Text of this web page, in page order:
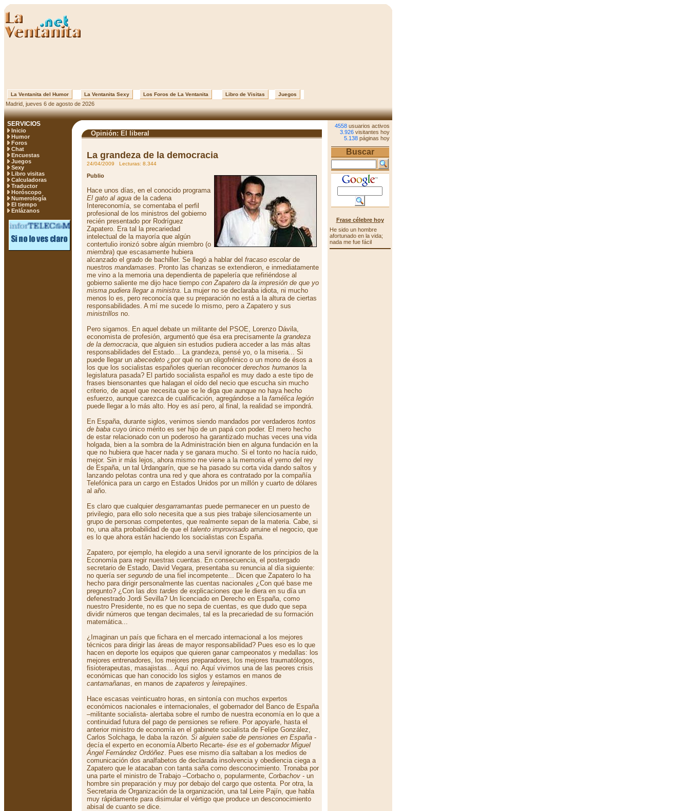
La Ventanita del Humor La Ventanita Sexy Los Foros de La Ventanita Libro de Visitas Juegos
Madrid, jueves 6 de agosto de 2026
SERVICIOS
Inicio
Humor
Foros
Chat
Encuestas
Juegos
Sexy
Libro visitas
Calculadoras
Traductor
Horóscopo
Numerología
El tiempo
Enlázanos
Opinión: El liberal
La grandeza de la democracia
24/04/2009 Lecturas: 8.344
Publio
Hace unos días, en el conocido programa
El gato al agua de la cadena
Intereconomía, se comentaba el perfil
profesional de los ministros del gobierno
recién presentado por Rodríguez
Zapatero. Era tal la precariedad
intelectual de la mayoría que algún
contertulio ironizó sobre algún miembro (o
miembra) que escasamente hubiera
alcanzado el grado de bachiller. Se llegó a hablar del fracaso escolarde
nuestros mandamases. Pronto las chanzas se extendieron, e inmediatamente
me vino a la memoria una dependienta de papelería que refiriéndose al
gobierno saliente me dijo hace tiempo con Zapatero da la impresión de que yo
misma pudiera llegar a ministra. La mujer no se declaraba idiota, ni mucho
menos lo es, pero reconocía que su preparación no está a la altura de ciertas
responsabilidades. A mí me sucede lo mismo, pero a Zapatero y sus
ministrillos no.
Pero sigamos. En aquel debate un militante del PSOE, Lorenzo Dávila,
economista de profesión, argumentó que ésa era precisamente la grandeza
de la democracia, que alguien sin estudios pudiera acceder a las más altas
responsabilidades del Estado... La grandeza, pensé yo, o la miseria... Si
puede llegar un abecedeto ¿por qué no un oligofrénico o un mono de ésos a
los que los socialistas españoles querían reconocer derechos humanos la
legislatura pasada? El partido socialista español es muy dado a este tipo de
frases biensonantes que halagan el oído del necio que escucha sin mucho
criterio, de aquel que necesita que se le diga que aunque no haya hecho
esfuerzo, aunque carezca de cualificación, agregándose a la famélica legión
puede llegar a lo más alto. Hoy es así pero, al final, la realidad se impondrá.
En España, durante siglos, venimos siendo mandados por verdaderos tontos
de baba cuyo único mérito es ser hijo de un papá con poder. El mero hecho
de estar relacionado con un poderoso ha garantizado muchas veces una vida
holgada, bien a la sombra de la Administración bien en alguna fundación en la
que no hubiera que hacer nada y se ganara mucho. Si el tonto no hacía ruido,
mejor. Sin ir más lejos, ahora mismo me viene a la memoria el yerno del rey
de España, un tal Urdangarín, que se ha pasado su corta vida dando saltos y
lanzando pelotas contra una red y que ahora es contratado por la compañía
Telefónica para un cargo en Estados Unidos por un millón y cuarto de dólares
al año.
Es claro que cualquier desgarramantas puede permanecer en un puesto de
privilegio, para ello solo necesita que a sus pies trabaje silenciosamente un
grupo de personas competentes, que realmente sepan de la materia. Cabe, si
no, una alta probabilidad de que el talento improvisado arruine el negocio, que
es lo que ahora están haciendo los socialistas con España.
Zapatero, por ejemplo, ha elegido a una servil ignorante de los principios de la
Economía para regir nuestras cuentas. En consecuencia, el postergado
secretario de Estado, David Vegara, presentaba su renuncia al día siguiente:
no quería ser segundo de una fiel incompetente... Dicen que Zapatero lo ha
hecho para dirigir personalmente las cuentas nacionales ¿Con qué base me
pregunto? ¿Con las dos tardes de explicaciones que le diera en su día un
defenestrado Jordi Sevilla? Un licenciado en Derecho en España, como
nuestro Presidente, no es que no sepa de cuentas, es que dudo que sepa
dividir números que tengan decimales, tal es la precariedad de su formación
matemática...
¿Imaginan un país que fichara en el mercado internacional a los mejores
técnicos para dirigir las áreas de mayor responsabilidad? Pues eso es lo que
hacen en deporte los equipos que quieren ganar campeonatos y medallas: los
mejores entrenadores, los mejores preparadores, los mejores traumatólogos,
fisioterapeutas, masajistas... Aquí no. Aquí vivimos una de las peores crisis
económicas que han conocido los siglos y estamos en manos de
cantamañanas, en manos de zapateros y leirepajines.
Hace escasas veinticuatro horas, en sintonía con muchos expertos
económicos nacionales e internacionales, el gobernador del Banco de España
–militante socialista- alertaba sobre el rumbo de nuestra economía en lo que a
continuidad futura del pago de pensiones se refiere. Por apoyarle, hasta el
anterior ministro de economía en el gabinete socialista de Felipe González,
Carlos Solchaga, le daba la razón. Si alguien sabe de pensiones en España -
decía el experto en economía Alberto Recarte- ése es el gobernador Miguel
Ángel Fernández Ordóñez. Pues ese mismo día saltaban a los medios de
comunicación dos analfabetos de declarada insolvencia y obediencia ciega a
Zapatero que le atacaban con tanta saña como desconocimiento. Tronaba por
una parte el ministro de Trabajo –Corbacho o, popularmente, Corbachov - un
hombre sin preparación y muy por debajo del cargo que ostenta. Por otra, la
Secretaria de Organización de la organización, una tal Leire Pajín, que habla
muy rápidamente para disimular el vértigo que produce un desconocimiento
abisal de cuanto se dice.
4558 usuarios activos
3.926 visitantes hoy
5.138 páginas hoy
Buscar
Frase célebre hoy
He sido un hombre
afortunado en la vida;
nada me fue fácil